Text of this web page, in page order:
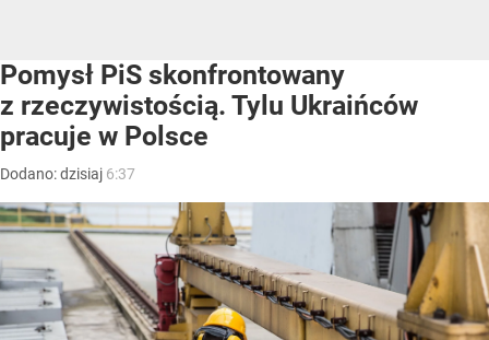
Pomysł PiS skonfrontowany
z rzeczywistością. Tylu Ukraińców
pracuje w Polsce
Dodano:dzisiaj 6:37